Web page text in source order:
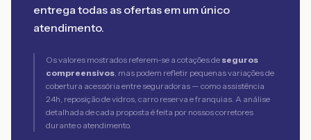
entrega todas as ofertas em um único
atendimento.
Os valores mostrados referem-se a cotações de seguros
compreensivos, mas podem refletir pequenas variações de
cobertura acessória entre seguradoras — como assistência
24h, reposição de vidros, carro reserva e franquias. A análise
detalhada de cada proposta é feita por nossos corretores
durante o atendimento.